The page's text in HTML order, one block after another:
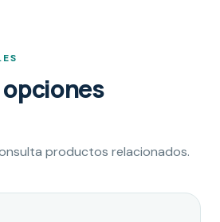
productos relacionados.